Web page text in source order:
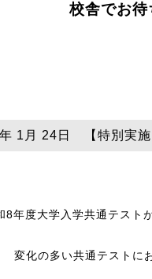
校舎でお待
1月 24日 【特別実施
8年度大学入学共通テスト
変化の多い共通テストに